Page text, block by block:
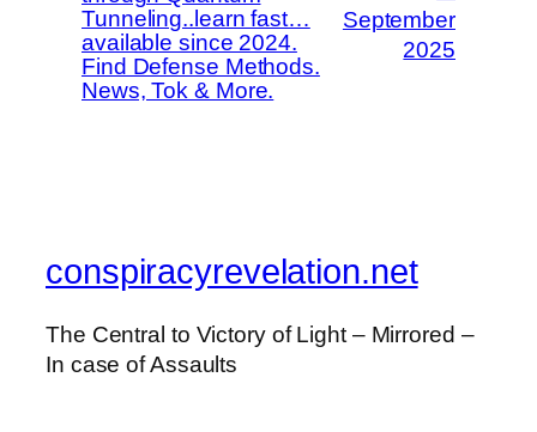
Tunneling..learn fast…
available since 2024.
Find Defense Methods.
News, Tok & More.
September
2025
conspiracyrevelation.net
The Central to Victory of Light – Mirrored –
In case of Assaults